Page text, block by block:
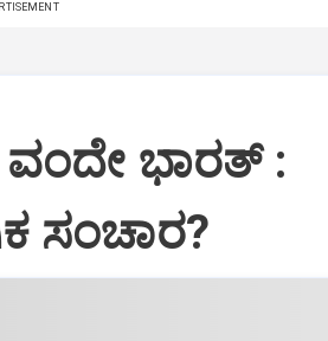
ಭಾರತ್‌ :
ಸಂಚಾರ?